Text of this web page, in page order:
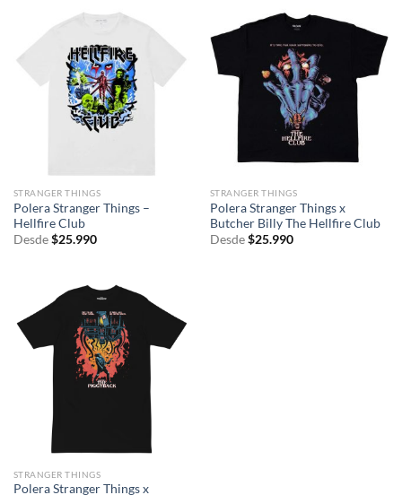
STRANGER THINGS
Polera Stranger Things –
Hellfire Club
Desde $25.990
STRANGER THINGS
Polera Stranger Things x
Butcher Billy The Hellfire Club
Desde $25.990
STRANGER THINGS
Polera Stranger Things x